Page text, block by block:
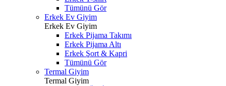
Tümünü Gör
Erkek Ev Giyim
Erkek Ev Giyim
Erkek Pijama Takımı
Erkek Pijama Altı
Erkek Şort & Kapri
Tümünü Gör
Termal Giyim
Termal Giyim